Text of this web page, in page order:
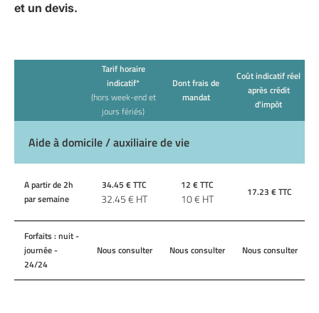
et un devis.
Tarif horaire
indicatif*
(hors week-end et
jours fériés)
Dont frais de
mandat
Coût indicatif réel
après crédit
d'impôt
Aide à domicile / auxiliaire de vie
A partir de 2h
par semaine
34.45 € TTC
32.45€ HT
12 € TTC
10€ HT 17.23 € TTC
Forfaits : nuit -
journée -
24/24
Nous consulter Nous consulter Nous consulter